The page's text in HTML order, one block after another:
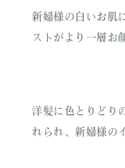
新婦様の白いお肌
ストがより一層お
洋髪に色とりどり
れられ、新婦様の